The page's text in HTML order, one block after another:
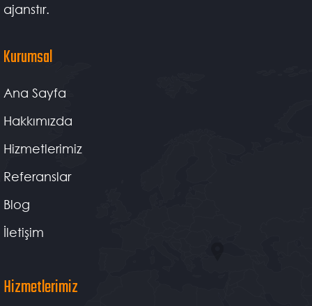
ajanstır.
Kurumsal
Ana Sayfa
Hakkımızda
Hizmetlerimiz
Referanslar
Blog
İletişim
Hizmetlerimiz